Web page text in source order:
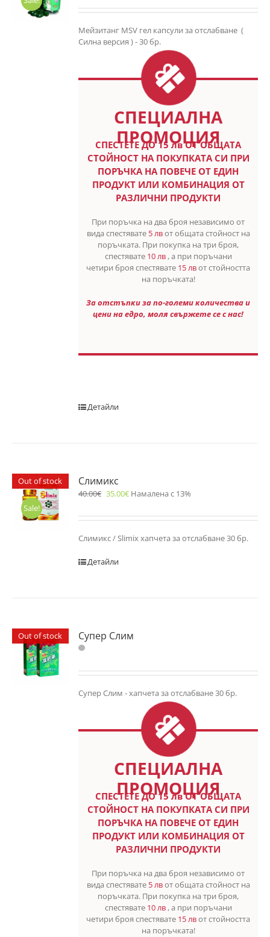
Мейзитанг MSV гел капсули за отслабване (
Силна версия ) - 30 бр.
СПЕЦИАЛНА
ПРОМОЦИЯ
СПЕСТETE ДО 15 лв ОТ ОБЩАТА
СТОЙНОСТ НА ПОКУПКАТА СИ ПРИ
ПОРЪЧКА НА ПОВЕЧЕ ОТ ЕДИН
ПРОДУКТ ИЛИ КОМБИНАЦИЯ ОТ
РАЗЛИЧНИ ПРОДУКТИ
При поръчка на два броя независимо от
вида спестявате 5 лвот общата стойност на
поръчката. При покупка на три броя,
спестявате 10 лв , а при поръчани
четири броя спестявате 15 лвот стойността
на поръчката!
За отстъпки за по-големи количества и
цени на едро, моля свържете се с нас!
Детайли
Out of stock
Sale!
Слимикс
40.00€ 35.00€ Намалена с 13%
Слимикс / Slimix хапчета за отслабване 30 бр.
Детайли
Out of stock Супер Слим
Супер Слим - хапчета за отслабване 30 бр.
СПЕЦИАЛНА
ПРОМОЦИЯ
СПЕСТETE ДО 15 лв ОТ ОБЩАТА
СТОЙНОСТ НА ПОКУПКАТА СИ ПРИ
ПОРЪЧКА НА ПОВЕЧЕ ОТ ЕДИН
ПРОДУКТ ИЛИ КОМБИНАЦИЯ ОТ
РАЗЛИЧНИ ПРОДУКТИ
При поръчка на два броя независимо от
вида спестявате 5 лвот общата стойност на
поръчката. При покупка на три броя,
спестявате 10 лв , а при поръчани
четири броя спестявате 15 лвот стойността
на поръчката!